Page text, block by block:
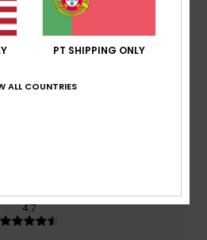
/5
recomendam este produto
qualidade/preço
4.7
PT SHIPPING ONLY
ALL COUNTRIES